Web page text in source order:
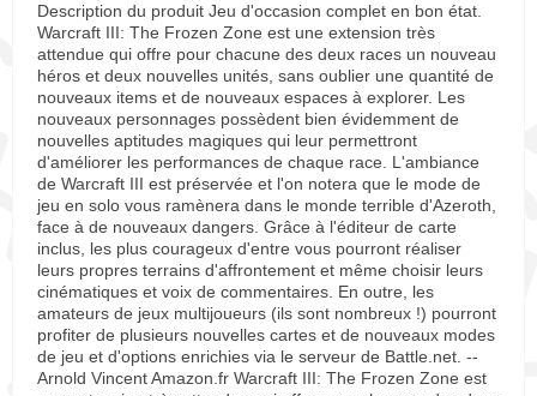
Description du produit Jeu d'occasion complet en bon état.
Warcraft III: The Frozen Zone est une extension très
attendue qui offre pour chacune des deux races un nouveau
héros et deux nouvelles unités, sans oublier une quantité de
nouveaux items et de nouveaux espaces à explorer. Les
nouveaux personnages possèdent bien évidemment de
nouvelles aptitudes magiques qui leur permettront
d'améliorer les performances de chaque race. L'ambiance
de Warcraft III est préservée et l'on notera que le mode de
jeu en solo vous ramènera dans le monde terrible d'Azeroth,
face à de nouveaux dangers. Grâce à l'éditeur de carte
inclus, les plus courageux d'entre vous pourront réaliser
leurs propres terrains d'affrontement et même choisir leurs
cinématiques et voix de commentaires. En outre, les
amateurs de jeux multijoueurs (ils sont nombreux !) pourront
profiter de plusieurs nouvelles cartes et de nouveaux modes
de jeu et d'options enrichies via le serveur de Battle.net. --
Arnold Vincent Amazon.fr Warcraft III: The Frozen Zone est